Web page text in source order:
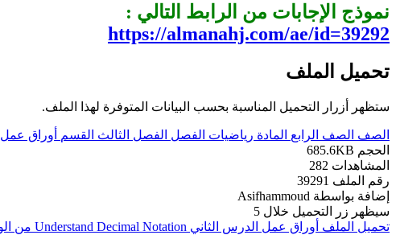
نموذج الإجابات من الرابط التالي :
https://almanahj.com/ae/id=39292
تحميل الملف
ستظهر أزرار التحميل المناسبة بحسب البيانات المتوفرة لهذا الملف.
الصف الصف الرابع المادة رياضيات الفصل الفصل الثالث القسم
أوراق عمل
الحجم 685.6KB
المشاهدات 282
رقم الملف 39291
إضافة بواسطة Asifhammoud
سيظهر زر التحميل خلال 5
تحميل الملف أوراق عمل الدرس الثاني Understand Decimal Notation من الوحدة 12 منهج ريفيل